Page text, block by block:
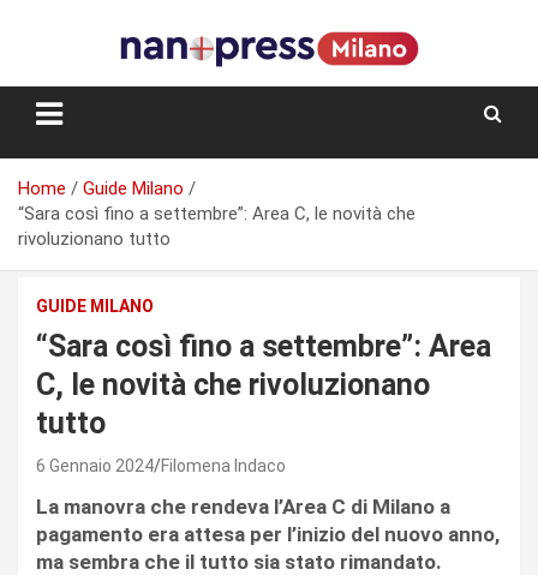
Storie e facce di una città
Home
Guide Milano
“Sara così fino a settembre”: Area C, le novità che
rivoluzionano tutto
GUIDE MILANO
“Sara così fino a settembre”: Area
C, le novità che rivoluzionano
tutto
6 Gennaio 2024 Filomena Indaco
La manovra che rendeva l’Area C di Milano a
pagamento era attesa per l’inizio del nuovo anno,
ma sembra che il tutto sia stato rimandato.